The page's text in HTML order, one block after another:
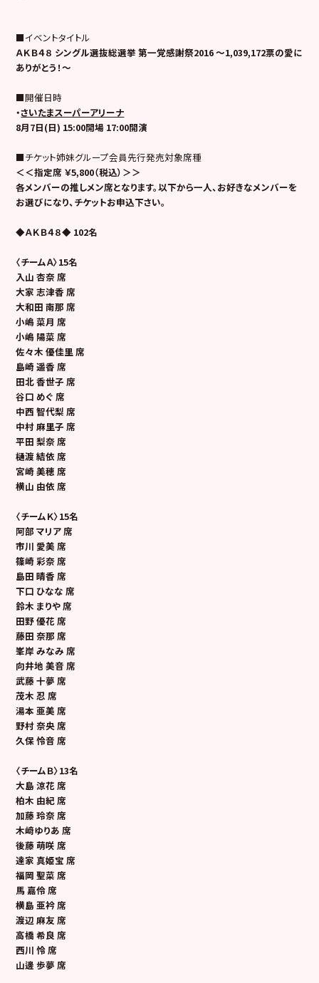
■イベントタイトル
ＡＫＢ４８ シングル選抜総選挙 第一党感謝祭2016 ～1,039,172票の愛に
ありがとう！～
■開催日時
・さいたまスーパーアリーナ
8月7日(日) 15:00開場 17:00開演
■チケット姉妹グループ会員先行発売対象席種
＜＜指定席 ￥5,800（税込）＞＞
各メンバーの推しメン席となります。以下から一人、お好きなメンバーを
お選びになり、チケットお申込下さい。
◆ＡＫＢ４８◆ 102名
〈チームＡ〉15名
入山 杏奈 席
大家 志津香 席
大和田 南那 席
小嶋 菜月 席
小嶋 陽菜 席
佐々木 優佳里 席
島崎 遥香 席
田北 香世子 席
谷口 めぐ 席
中西 智代梨 席
中村 麻里子 席
平田 梨奈 席
樋渡 結依 席
宮崎 美穂 席
横山 由依 席
〈チームＫ〉15名
阿部 マリア 席
市川 愛美 席
篠崎 彩奈 席
島田 晴香 席
下口 ひなな 席
鈴木 まりや 席
田野 優花 席
藤田 奈那 席
峯岸 みなみ 席
向井地 美音 席
武藤 十夢 席
茂木 忍 席
湯本 亜美 席
野村 奈央 席
久保 怜音 席
〈チームＢ〉13名
大島 涼花 席
柏木 由紀 席
加藤 玲奈 席
木﨑ゆりあ 席
後藤 萌咲 席
達家 真姫宝 席
福岡 聖菜 席
馬 嘉伶 席
横島 亜衿 席
渡辺 麻友 席
高橋 希良 席
西川 怜 席
山邊 歩夢 席